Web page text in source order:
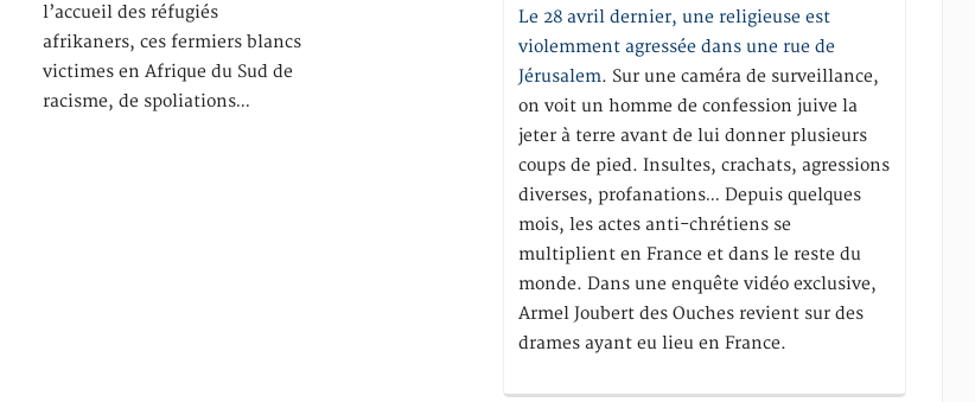
l’accueil des réfugiés
afrikaners, ces fermiers blancs
victimes en Afrique du Sud de
racisme, de spoliations…
Le 28 avril dernier, une religieuse est
violemment agressée dans une rue de
Jérusalem. Sur une caméra de surveillance,
on voit un homme de confession juive la
jeter à terre avant de lui donner plusieurs
coups de pied. Insultes, crachats, agressions
diverses, profanations… Depuis quelques
mois, les actes anti-chrétiens se
multiplient en France et dans le reste du
monde. Dans une enquête vidéo exclusive,
Armel Joubert des Ouches revient sur des
drames ayant eu lieu en France.